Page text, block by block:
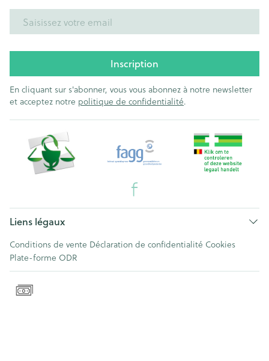
Inscription
En cliquant sur s'abonner, vous vous abonnez à notre newsletter
et acceptez notre politique de confidentialité.
Liens légaux
Conditions de vente Déclaration de confidentialité Cookies
Plate-forme ODR